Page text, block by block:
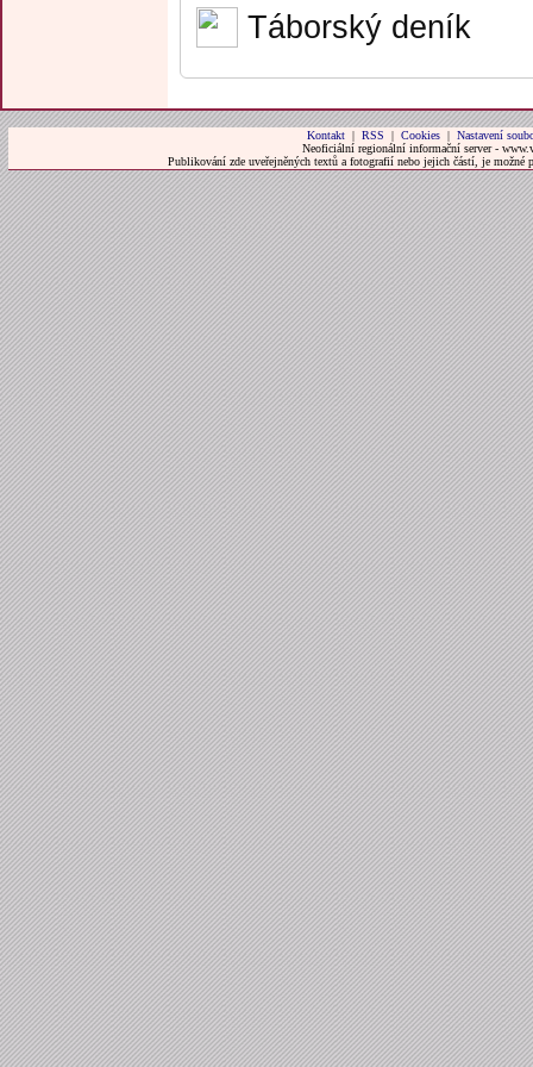
Táborský deník
Kontakt| RSS | Cookies| Nastavení
Neoficiální regionální informační server -
Publikování zde uveřejněných textů a fotografií nebo jejich částí, je možné